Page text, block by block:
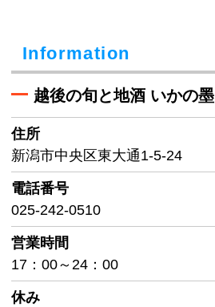
Information
越後の旬と地酒 いかの墨
住所
新潟市中央区東大通1-5-24
電話番号
025-242-0510
営業時間
17：00～24：00
休み